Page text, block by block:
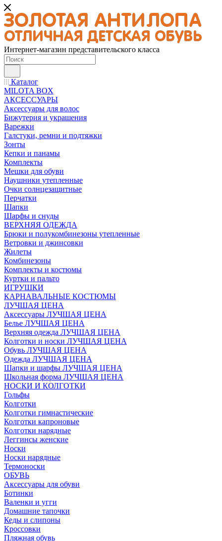
Интернет-магазин представительского класса
Каталог
MILOTA BOX
АКСЕССУАРЫ
Аксессуары для волос
Бижутерия и украшения
Варежки
Галстуки, ремни и подтяжки
Зонты
Кепки и панамы
Комплекты
Мешки для обуви
Наушники утепленные
Очки солнцезащитные
Перчатки
Шапки
Шарфы и снуды
ВЕРХНЯЯ ОДЕЖДА
Брюки и полукомбинезоны утепленные
Ветровки и джинсовки
Жилеты
Комбинезоны
Комплекты и костюмы
Куртки и пальто
ИГРУШКИ
КАРНАВАЛЬНЫЕ КОСТЮМЫ
ЛУЧШАЯ ЦЕНА
Аксессуары ЛУЧШАЯ ЦЕНА
Белье ЛУЧШАЯ ЦЕНА
Верхняя одежда ЛУЧШАЯ ЦЕНА
Колготки и носки ЛУЧШАЯ ЦЕНА
Обувь ЛУЧШАЯ ЦЕНА
Одежда ЛУЧШАЯ ЦЕНА
Шапки и шарфы ЛУЧШАЯ ЦЕНА
Школьная форма ЛУЧШАЯ ЦЕНА
НОСКИ И КОЛГОТКИ
Гольфы
Колготки
Колготки гимнастические
Колготки капроновые
Колготки нарядные
Леггинсы женские
Носки
Носки нарядные
Термоноски
ОБУВЬ
Аксессуары для обуви
Ботинки
Валенки и угги
Домашние тапочки
Кеды и слипоны
Кроссовки
Пляжная обувь